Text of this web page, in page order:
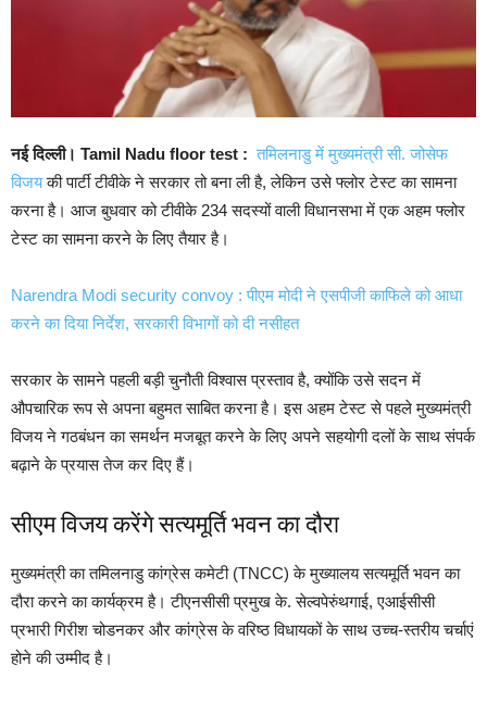
नई दिल्ली। Tamil Nadu floor test : तमिलनाडु में मुख्यमंत्री सी. जोसेफ
विजयकी पार्टी टीवीके ने सरकार तो बना ली है, लेकिन उसे फ्लोर टेस्ट का सामना
करना है। आज बुधवार को टीवीके 234 सदस्यों वाली विधानसभा में एक अहम फ्लोर
टेस्ट का सामना करने के लिए तैयार है।
Narendra Modi security convoy : पीएम मोदी ने एसपीजी काफिले को आधा
करने का दिया निर्देश, सरकारी विभागों को दी नसीहत
सरकार के सामने पहली बड़ी चुनौती विश्वास प्रस्ताव है, क्योंकि उसे सदन में
औपचारिक रूप से अपना बहुमत साबित करना है। इस अहम टेस्ट से पहले मुख्यमंत्री
विजय ने गठबंधन का समर्थन मजबूत करने के लिए अपने सहयोगी दलों के साथ संपर्क
बढ़ाने के प्रयास तेज कर दिए हैं।
सीएम विजय करेंगे सत्यमूर्ति भवन का दौरा
मुख्यमंत्री का तमिलनाडु कांग्रेस कमेटी (TNCC) के मुख्यालय सत्यमूर्ति भवन का
दौरा करने का कार्यक्रम है। टीएनसीसी प्रमुख के. सेल्वपेरुंथगाई, एआईसीसी
प्रभारी गिरीश चोडनकर और कांग्रेस के वरिष्ठ विधायकों के साथ उच्च-स्तरीय चर्चाएं
होने की उम्मीद है।